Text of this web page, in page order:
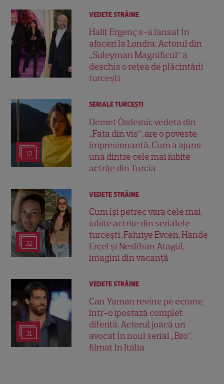
VEDETE STRĂINE
Halit Ergenç s-a lansat în
afaceri la Londra: Actorul din
„Suleyman Magnificul” a
deschis o rețea de plăcintării
turcești
12
SERIALE TURCEŞTI
Demet Özdemir, vedeta din
„Fata din vis”, are o poveste
impresionantă. Cum a ajuns
una dintre cele mai iubite
actrițe din Turcia
32
VEDETE STRĂINE
Cum își petrec vara cele mai
iubite actrițe din serialele
turcești. Fahriye Evcen, Hande
Erçel și Neslihan Atagül,
imagini din vacanță
31
VEDETE STRĂINE
Can Yaman revine pe ecrane
într-o ipostază complet
diferită. Actorul joacă un
avocat în noul serial „Bro”,
filmat în Italia